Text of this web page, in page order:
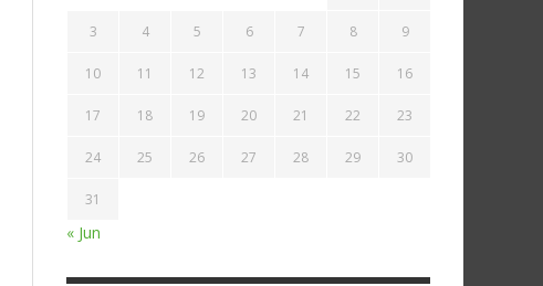
3 4 5 6 7 8 9
10 11 12 13 14 15 16
17 18 19 20 21 22 23
24 25 26 27 28 29 30
31
« Jun